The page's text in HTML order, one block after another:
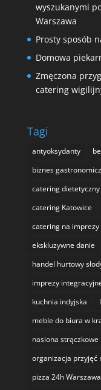
wyszukanymi
Warszawa
Prosty sposób
Domowa
Zmęczona
catering
Tagi
antyoksydanty
biznes
catering
catering Katowice
catering na
ekskluzywne danie
handel hurtowy
imprezy
kuchnia indyjska
meble do biura w
nasiona strączkowe
organizacja przyjęć
pizza 24h Warszawa